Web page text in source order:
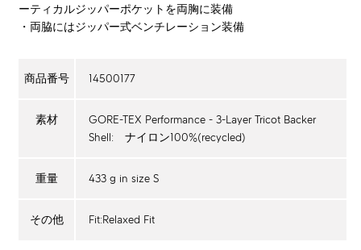
ーティカルジッパーポケットを両胸に装備
・両脇にはジッパー式ベンチレーション装備
商品番号 14500177
素材
GORE-TEX Performance - 3-Layer Tricot Backer
Shell: ナイロン100%(recycled)
重量 433 g in size S
その他 Fit:Relaxed Fit